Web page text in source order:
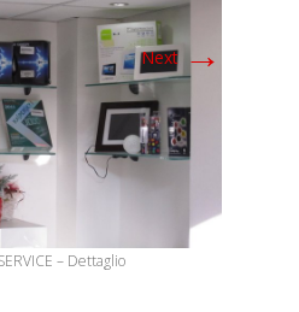
Next →
– Dettaglio